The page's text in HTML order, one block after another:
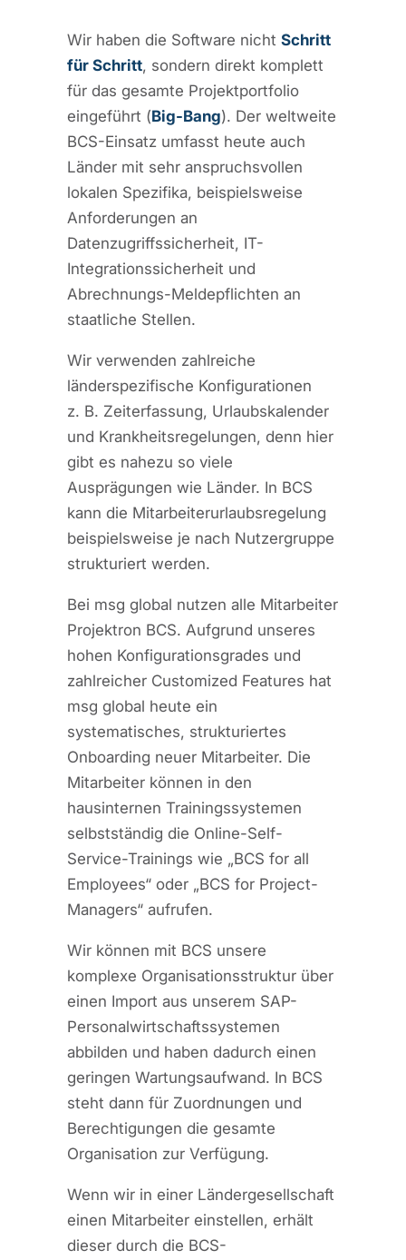
Wir haben die Software nicht Schritt
für Schritt, sondern direkt komplett
für das gesamte Projektportfolio
eingeführt (Big-Bang). Der weltweite
BCS-Einsatz umfasst heute auch
Länder mit sehr anspruchsvollen
lokalen Spezifika, beispielsweise
Anforderungen an
Datenzugriffssicherheit, IT-
Integrationssicherheit und
Abrechnungs-Meldepflichten an
staatliche Stellen.
Wir verwenden zahlreiche
länderspezifische Konfigurationen
z. B. Zeiterfassung, Urlaubskalender
und Krankheitsregelungen, denn hier
gibt es nahezu so viele
Ausprägungen wie Länder. In BCS
kann die Mitarbeiterurlaubsregelung
beispielsweise je nach Nutzergruppe
strukturiert werden.
Bei msg global nutzen alle Mitarbeiter
Projektron BCS. Aufgrund unseres
hohen Konfigurationsgrades und
zahlreicher Customized Features hat
msg global heute ein
systematisches, strukturiertes
Onboarding neuer Mitarbeiter. Die
Mitarbeiter können in den
hausinternen Trainingssystemen
selbstständig die Online-Self-
Service-Trainings wie „BCS for all
Employees“ oder „BCS for Project-
Managers“ aufrufen.
Wir können mit BCS unsere
komplexe Organisationsstruktur über
einen Import aus unserem SAP-
Personalwirtschaftssystemen
abbilden und haben dadurch einen
geringen Wartungsaufwand. In BCS
steht dann für Zuordnungen und
Berechtigungen die gesamte
Organisation zur Verfügung.
Wenn wir in einer Ländergesellschaft
einen Mitarbeiter einstellen, erhält
dieser durch die BCS-